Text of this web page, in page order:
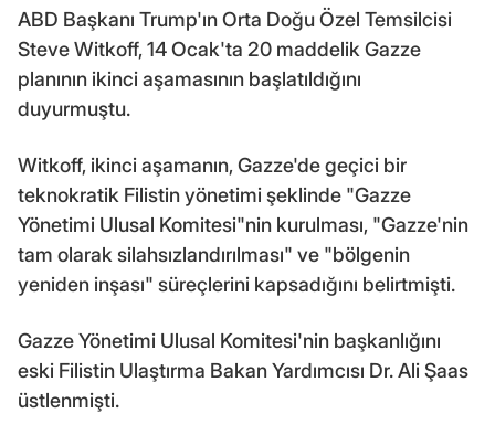
ABD Başkanı Trump'ın Orta Doğu Özel Temsilcisi
Steve Witkoff, 14 Ocak'ta 20 maddelik Gazze
planının ikinci aşamasının başlatıldığını
duyurmuştu.
Witkoff, ikinci aşamanın, Gazze'de geçici bir
teknokratik Filistin yönetimi şeklinde "Gazze
Yönetimi Ulusal Komitesi"nin kurulması, "Gazze'nin
tam olarak silahsızlandırılması" ve "bölgenin
yeniden inşası" süreçlerini kapsadığını belirtmişti.
Gazze Yönetimi Ulusal Komitesi'nin başkanlığını
eski Filistin Ulaştırma Bakan Yardımcısı Dr. Ali Şaas
üstlenmişti.